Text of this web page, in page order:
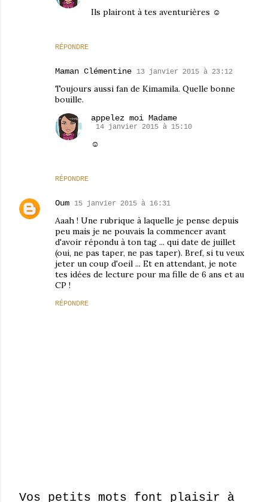
RÉPONDRE
Ils plairont à tes aventurières ☺
Maman Clémentine 13 janvier 2015 à 23:12
Toujours aussi fan de Kimamila. Quelle bonne
bouille.
RÉPONDRE
appelez moi Madame
14 janvier 2015 à 15:10
☺
Oum 15 janvier 2015 à 16:31
Aaah ! Une rubrique à laquelle je pense depuis
peu mais je ne pouvais la commencer avant
d'avoir répondu à ton tag ... qui date de juillet
(oui, ne pas taper, ne pas taper). Bref, si tu veux
jeter un coup d'oeil ... Et en attendant, je note
tes idées de lecture pour ma fille de 6 ans et au
CP !
RÉPONDRE
Vos petits mots font plaisir à